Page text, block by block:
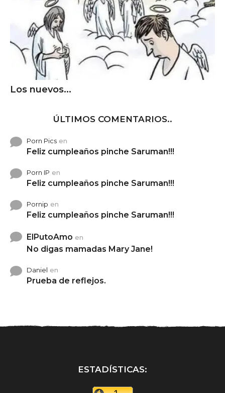
Los nuevos...
ÚLTIMOS COMENTARIOS..
Porn Pics en
Feliz cumpleaños pinche Saruman!!!
Porn IP en
Feliz cumpleaños pinche Saruman!!!
Pornip en
Feliz cumpleaños pinche Saruman!!!
ElPutoAmo en
No digas mamadas Mary Jane!
Daniel en
Prueba de reflejos.
ESTADÍSTICAS: